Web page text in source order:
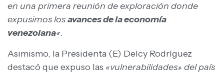
en una primera reunión de exploración donde
expusimos losavances de la economía
venezolana«.
Asimismo, la Presidenta (E) Delcy Rodríguez
destacó que expuso las «vulnerabilidades» del país